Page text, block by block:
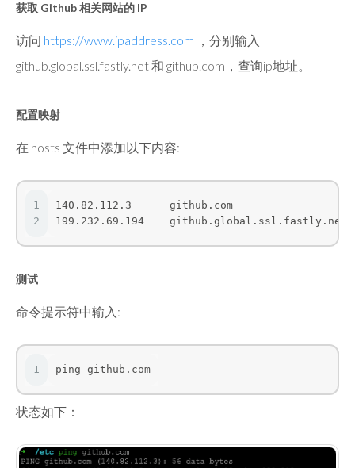
获取 Github 相关网站的 IP
访问 https://www.ipaddress.com ，分别输入
github.global.ssl.fastly.net 和 github.com，查询ip地址。
配置映射
在 hosts 文件中添加以下内容:
1
2
140.82.112.3      github.com
199.232.69.194    github.global.ssl.fastly.net
测试
命令提示符中输入:
1 ping github.com
状态如下：